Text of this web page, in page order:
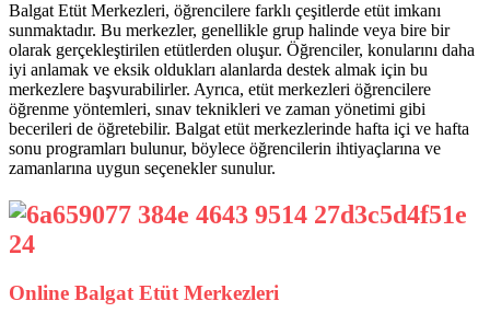
Balgat Etüt Merkezleri, öğrencilere farklı çeşitlerde etüt imkanı
sunmaktadır. Bu merkezler, genellikle grup halinde veya bire bir
olarak gerçekleştirilen etütlerden oluşur. Öğrenciler, konularını daha
iyi anlamak ve eksik oldukları alanlarda destek almak için bu
merkezlere başvurabilirler. Ayrıca, etüt merkezleri öğrencilere
öğrenme yöntemleri, sınav teknikleri ve zaman yönetimi gibi
becerileri de öğretebilir. Balgat etüt merkezlerinde hafta içi ve hafta
sonu programları bulunur, böylece öğrencilerin ihtiyaçlarına ve
zamanlarına uygun seçenekler sunulur.
Online Balgat Etüt Merkezleri